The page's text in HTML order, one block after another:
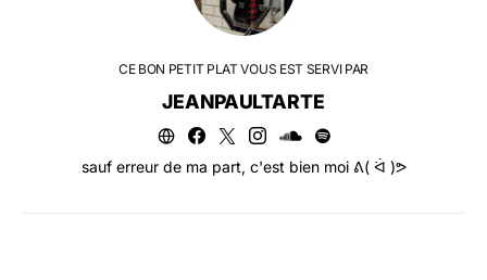
CE BON PETIT PLAT VOUS EST SERVI PAR
JEANPAULTARTE
sauf erreur de ma part, c'est bien moi ᕕ( ᐛ )ᕗ